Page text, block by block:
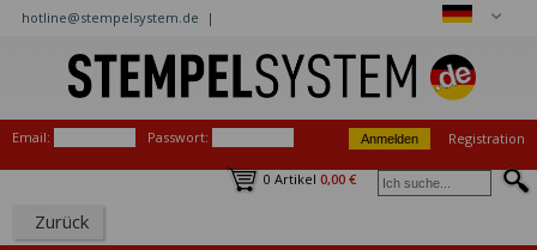
hotline@stempelsystem.de |
Email: Passwort: Registration
0 Artikel 0,00 €
Zurück